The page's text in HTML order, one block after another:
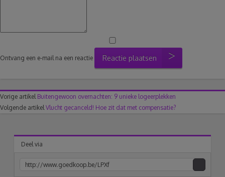
Ontvang een e-mail na een reactie Reactie plaatsen
Vorige artikel Buitengewoon overnachten: 9 unieke logeerplekken
Volgende artikel Vlucht gecanceld! Hoe zit dat met compensatie?
Pinterest
Twitter
Deel via